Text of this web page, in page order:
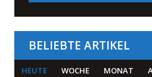
BELIEBTE ARTIKEL
HEUTE WOCHE MONAT